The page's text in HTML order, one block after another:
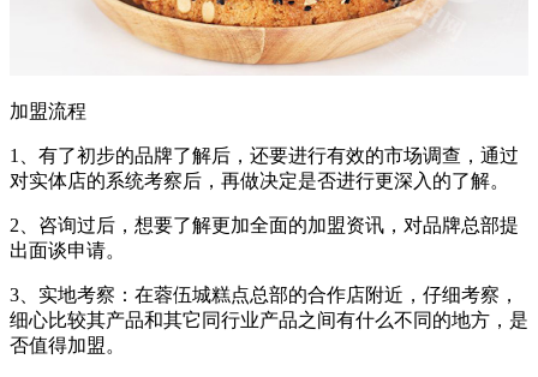
加盟流程
1、有了初步的品牌了解后，还要进行有效的市场调查，通过
对实体店的系统考察后，再做决定是否进行更深入的了解。
2、咨询过后，想要了解更加全面的加盟资讯，对品牌总部提
出面谈申请。
3、实地考察：在蓉伍城糕点总部的合作店附近，仔细考察，
细心比较其产品和其它同行业产品之间有什么不同的地方，是
否值得加盟。